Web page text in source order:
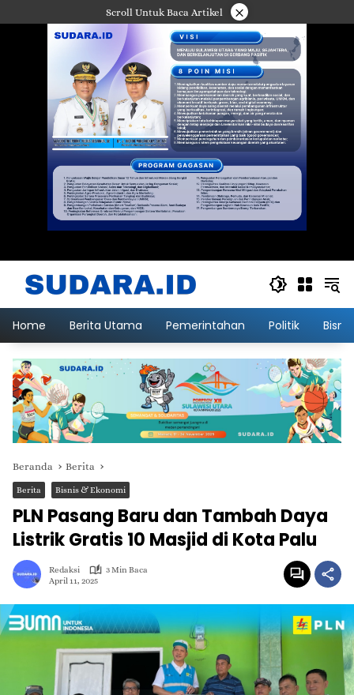
ke
Scroll Untuk Baca Artikel ×
Home Berita Utama Pemerintahan Politik
Beranda Berita
Berita Bisnis & Ekonomi
PLN Pasang Baru dan Tambah Daya
Listrik Gratis 10 Masjid di Kota Palu
Redaksi
3 Min Baca
April 11, 2025